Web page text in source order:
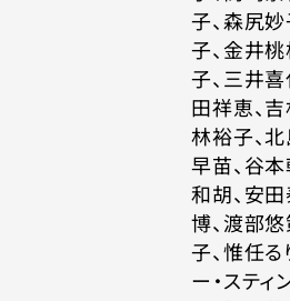
子、森尻
子、金井
子、三井喜
田祥恵、
林裕子、
早苗、谷
和胡、安
博、渡部
子、惟任る
ー・スティ